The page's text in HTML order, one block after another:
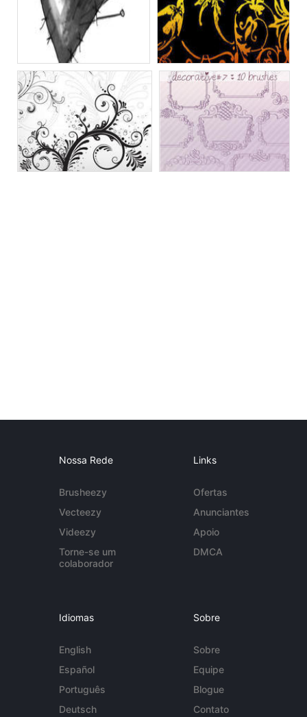
Nossa Rede
Brusheezy
Vecteezy
Videezy
Torne-se um
colaborador
Links
Ofertas
Anunciantes
Apoio
DMCA
Idiomas
English
Español
Português
Deutsch
Sobre
Sobre
Equipe
Blogue
Contato